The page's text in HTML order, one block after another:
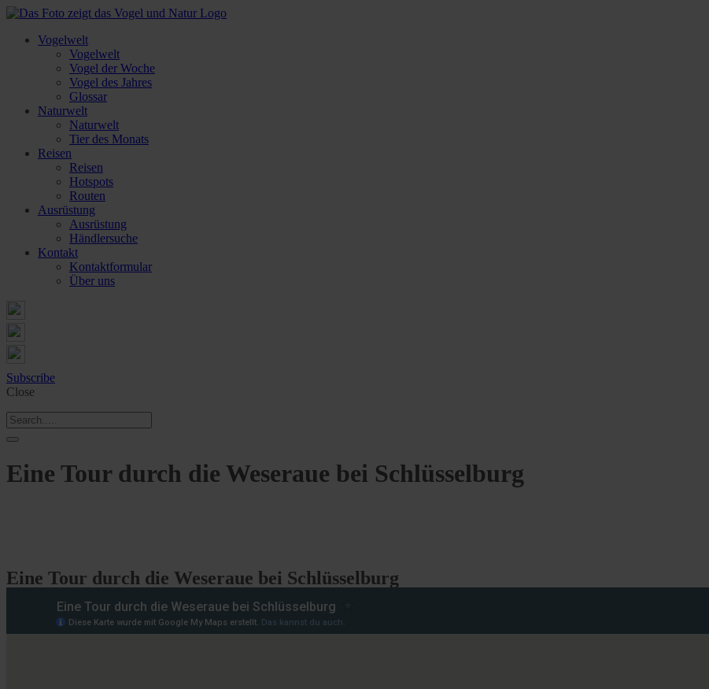
Vogelwelt
Vogelwelt
Vogel der Woche
Vogel des Jahres
Glossar
Naturwelt
Naturwelt
Tier des Monats
Reisen
Reisen
Hotspots
Routen
Ausrüstung
Ausrüstung
Händlersuche
Kontakt
Kontaktformular
Über uns
Subscribe
Close
Eine Tour durch die Weseraue bei Schlüsselburg
Eine Tour durch die Weseraue bei Schlüsselburg